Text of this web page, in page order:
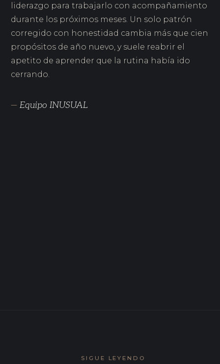
liderazgo para trabajarlo con acompañamiento
durante los próximos meses. Un solo patrón
corregido con honestidad cambia más que cien
propósitos de año nuevo, y suele reabrir el
apetito de aprender que la rutina había ido
cerrando.
— Equipo INUSUAL
SIGUE LEYENDO